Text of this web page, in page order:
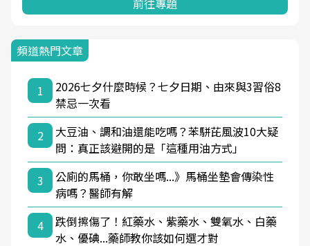
前往專題
頻道熱門文章
1
2026七夕什麼時候？七夕日期、由來與3習俗8
禁忌一次看
2
大豆油、調和油還能吃嗎？苯駢芘風波10大疑
問：真正該避開的是「這種用油方式」
3
公廁的馬桶，你敢坐嗎...》馬桶坐墊會傳染性
病嗎？醫師有解
4
跌倒擦傷了！紅藥水、紫藥水、雙氧水、白藥
水、優碘...藥師教你該如何選才對